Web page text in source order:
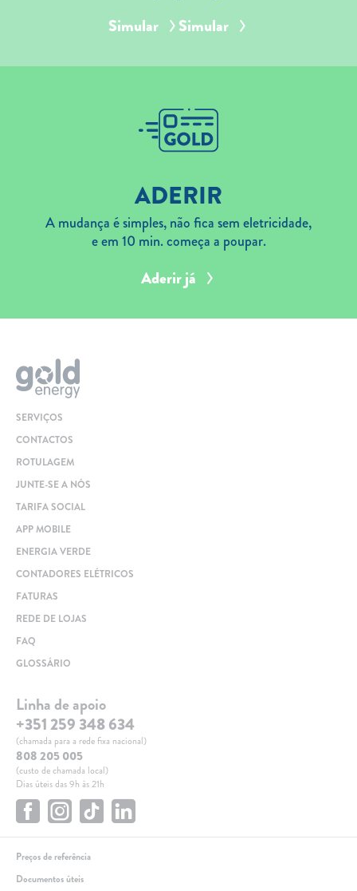
Simular Simular
ADERIR
A mudança é simples, não fica sem eletricidade,
e em 10 min. começa a poupar.
Aderir já
SERVIÇOS
CONTACTOS
ROTULAGEM
JUNTE-SE A NÓS
TARIFA SOCIAL
APP MOBILE
ENERGIA VERDE
CONTADORES ELÉTRICOS
FATURAS
REDE DE LOJAS
FAQ
GLOSSÁRIO
Linha de apoio
+351 259 348 634
(chamada para a rede fixa nacional)
808 205 005
(custo de chamada local)
Dias úteis das 9h às 21h
Preços de referência
Documentos úteis